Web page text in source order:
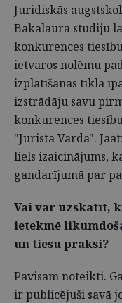
Juridiskās
Bakalaura studiju
konkurences
ietvaros nolēmu
izplatīšanas tīkla
izstrādāju savu
konkurences
"Jurista Vārdā".
liels izaicinājums,
gandarījumā par
Vai var uzskatīt,
ietekmē
un tiesu praksi?
Pavisam noteikti.
ir publicējuši savā